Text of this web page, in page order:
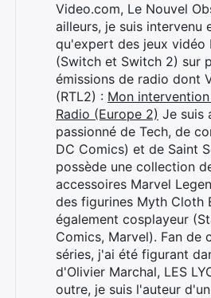
Video.com, Le Nouvel
ailleurs, je suis intervenu
qu'expert des jeux vidéo
(Switch et Switch 2) sur
émissions de radio dont
(RTL2) : Mon
Radio (Europe 2) Je suis
passionné de Tech, de
DC Comics) et de Saint
possède une collection
accessoires Marvel
des figurines Myth Cloth
également cosplayeur
Comics, Marvel). Fan de
séries, j'ai été figurant
d'Olivier Marchal, LES
outre, je suis l'auteur